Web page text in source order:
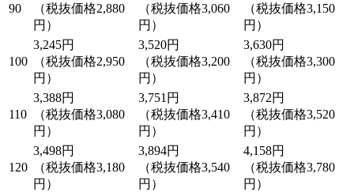
90
（税抜価格2,880
円）
（税抜価格3,060
円）
（税抜価格3,150
円）
100
3,245円
（税抜価格2,950
円）
3,520円
（税抜価格3,200
円）
3,630円
（税抜価格3,300
円）
110
3,388円
（税抜価格3,080
円）
3,751円
（税抜価格3,410
円）
3,872円
（税抜価格3,520
円）
120
3,498円
（税抜価格3,180
円）
3,894円
（税抜価格3,540
円）
4,158円
（税抜価格3,780
円）